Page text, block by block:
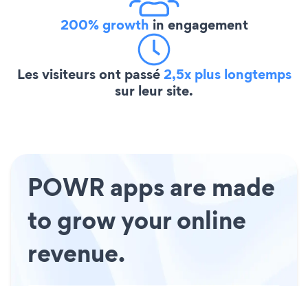
200% growth in engagement
Les visiteurs ont passé2,5x plus longtemps
sur leur site.
POWR apps are made
to grow your online
revenue.